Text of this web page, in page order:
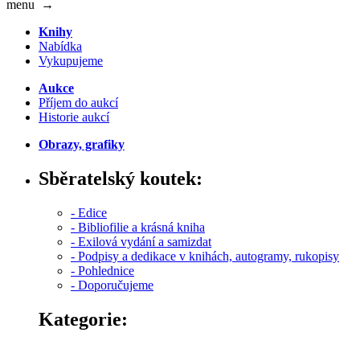
menu
→
Knihy
Nabídka
Vykupujeme
Aukce
Příjem do aukcí
Historie aukcí
Obrazy, grafiky
Sběratelský koutek:
- Edice
- Bibliofilie a krásná kniha
- Exilová vydání a samizdat
- Podpisy a dedikace v knihách, autogramy, rukopisy
- Pohlednice
- Doporučujeme
Kategorie: